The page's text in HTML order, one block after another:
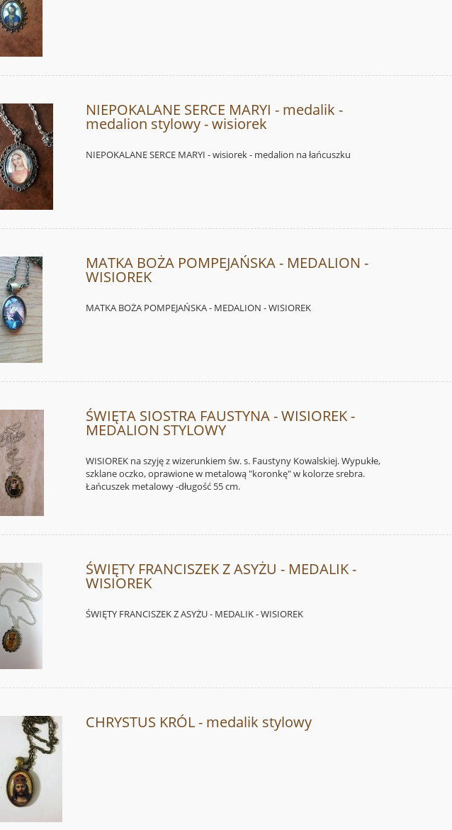
NIEPOKALANE SERCE MARYI - medalik -
medalion stylowy - wisiorek
NIEPOKALANE SERCE MARYI - wisiorek - medalion na łańcuszku
MATKA BOŻA POMPEJAŃSKA - MEDALION -
WISIOREK
MATKA BOŻA POMPEJAŃSKA - MEDALION - WISIOREK
ŚWIĘTA SIOSTRA FAUSTYNA - WISIOREK -
MEDALION STYLOWY
WISIOREK na szyję z wizerunkiem św. s. Faustyny Kowalskiej. Wypukłe,
szklane oczko, oprawione w metalową "koronkę" w kolorze srebra.
Łańcuszek metalowy -długość 55 cm.
ŚWIĘTY FRANCISZEK Z ASYŻU - MEDALIK -
WISIOREK
ŚWIĘTY FRANCISZEK Z ASYŻU - MEDALIK - WISIOREK
CHRYSTUS KRÓL - medalik stylowy